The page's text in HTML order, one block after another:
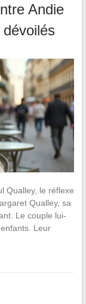
Andie
Qualley, le réflexe
Qualley, sa
Le couple lui-
Leur